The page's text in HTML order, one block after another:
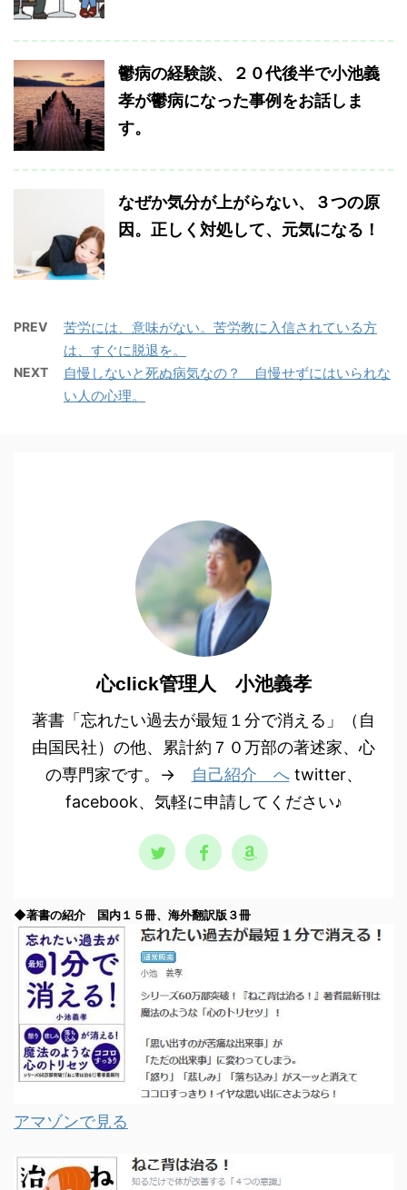
鬱病の経験談、２０代後半で小池義
孝が鬱病になった事例をお話しま
す。
なぜか気分が上がらない、３つの原
因。正しく対処して、元気になる！
PREV
苦労には、意味がない。苦労教に入信されている方
は、すぐに脱退を。
NEXT
自慢しないと死ぬ病気なの？ 自慢せずにはいられな
い人の心理。
心click管理人 小池義孝
著書「忘れたい過去が最短１分で消える」（自
由国民社）の他、累計約７０万部の著述家、心
の専門家です。→
自己紹介 へtwitter、
facebook、気軽に申請してください♪
◆著書の紹介 国内１５冊、海外翻訳版３冊
アマゾンで見る